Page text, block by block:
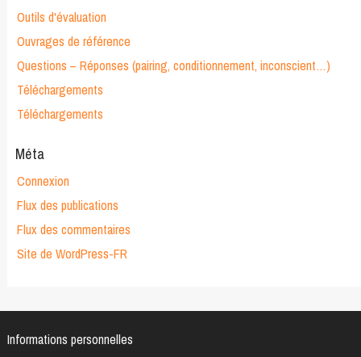
Outils d'évaluation
Ouvrages de référence
Questions – Réponses (pairing, conditionnement, inconscient…)
Téléchargements
Téléchargements
Méta
Connexion
Flux des publications
Flux des commentaires
Site de WordPress-FR
Informations personnelles